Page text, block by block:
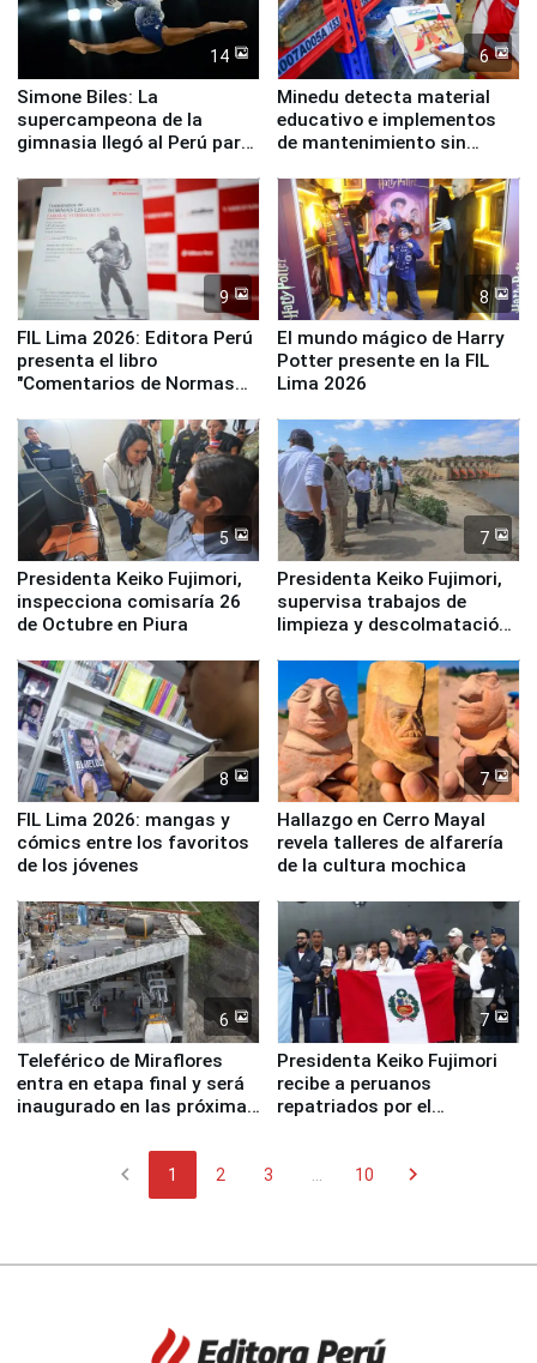
14
Simone Biles: La
supercampeona de la
gimnasia llegó al Perú para
Panamericanos Lima 2027
6
Minedu detecta material
educativo e implementos
de mantenimiento sin
la UGEL 2
9
FIL Lima 2026: Editora Perú
presenta el libro
"Comentarios de Normas
Derecho Colectivo"
8
El mundo mágico de Harry
Potter presente en la FIL
Lima 2026
5
Presidenta Keiko Fujimori,
inspecciona comisaría 26
de Octubre en Piura
7
Presidenta Keiko Fujimori,
supervisa trabajos de
limpieza y descolmatación
8
FIL Lima 2026: mangas y
cómics entre los favoritos
de los jóvenes
7
Hallazgo en Cerro Mayal
revela talleres de alfarería
de la cultura mochica
6
Teleférico de Miraflores
entra en etapa final y será
inaugurado en las próximas
7
Presidenta Keiko Fujimori
recibe a peruanos
repatriados por el
chevron_left 1 2 3 ... 10 chevron_right